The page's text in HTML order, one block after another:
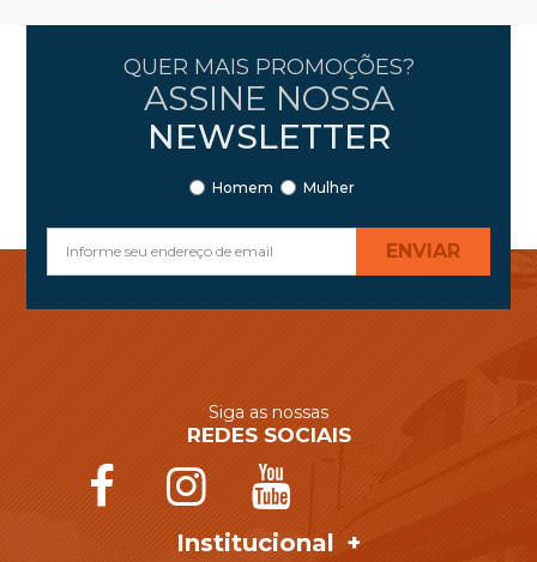
QUER MAIS PROMOÇÕES?
ASSINE NOSSA
NEWSLETTER
Homem Mulher
ENVIAR
Siga as nossas
REDES SOCIAIS
Institucional